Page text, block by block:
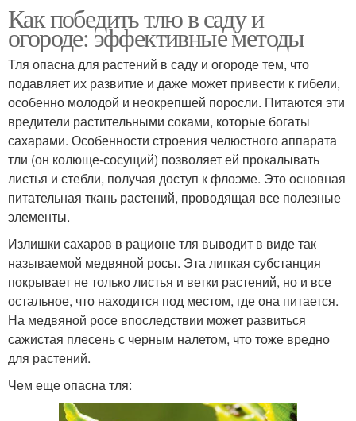
Как победить тлю в саду и
огороде: эффективные методы
Тля опасна для растений в саду и огороде тем, что
подавляет их развитие и даже может привести к гибели,
особенно молодой и неокрепшей поросли. Питаются эти
вредители растительными соками, которые богаты
сахарами. Особенности строения челюстного аппарата
тли (он колюще-сосущий) позволяет ей прокалывать
листья и стебли, получая доступ к флоэме. Это основная
питательная ткань растений, проводящая все полезные
элементы.
Излишки сахаров в рационе тля выводит в виде так
называемой медвяной росы. Эта липкая субстанция
покрывает не только листья и ветки растений, но и все
остальное, что находится под местом, где она питается.
На медвяной росе впоследствии может развиться
сажистая плесень с черным налетом, что тоже вредно
для растений.
Чем еще опасна тля: